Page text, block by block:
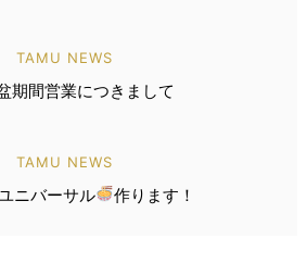
TAMU NEWS
期間営業につきまして
TAMU NEWS
ニバーサル 作ります！